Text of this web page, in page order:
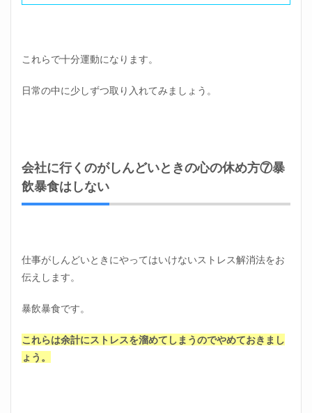
これらで十分運動になります。
日常の中に少しずつ取り入れてみましょう。
会社に行くのがしんどいときの心の休め方⑦暴
飲暴食はしない
仕事がしんどいときにやってはいけないストレス解消法をお
伝えします。
暴飲暴食です。
これらは余計にストレスを溜めてしまうのでやめておきまし
ょう。